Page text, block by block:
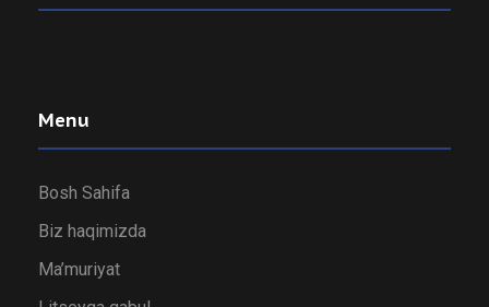
Menu
Bosh Sahifa
Biz haqimizda
Ma’muriyat